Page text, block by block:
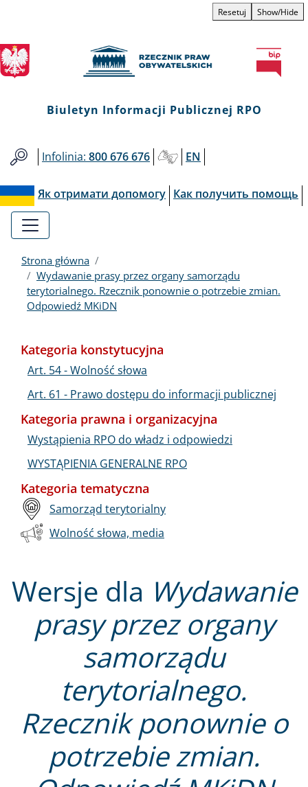
menu
głównego
treści
informacji
o
kontakcie
mapy
serwisu
Informacji
Publicznej
RPO
Resetuj Show/Hide
Biuletyn Informacji Publicznej RPO
Infolinia: 800 676 676 EN
Як отримати допомогу Как получить помощь
Strona główna
Wydawanie prasy przez organy samorządu
terytorialnego. Rzecznik ponownie o potrzebie zmian.
Odpowiedź MKiDN
Wersje dla Wydawanie
prasy przez organy
samorządu
terytorialnego.
Rzecznik ponownie o
potrzebie zmian.
Kategoria konstytucyjna
Art. 54 - Wolność słowa
Art. 61 - Prawo dostępu do informacji publicznej
Kategoria prawna i organizacyjna
Wystąpienia RPO do władz i odpowiedzi
WYSTĄPIENIA GENERALNE RPO
Kategoria tematyczna
Samorząd terytorialny
Wolność słowa, media